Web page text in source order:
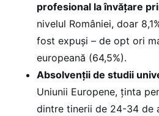
profesional la învățare
nivelul României, doar
fost expuși – de opt ori
europeană (64,5%).
Absolvenții de studii
Uniunii Europene, ținta
dintre tinerii de 24-34 de